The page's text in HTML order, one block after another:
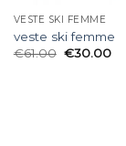
VESTE SKI FEMME
veste ski femme
€61.00 €30.00